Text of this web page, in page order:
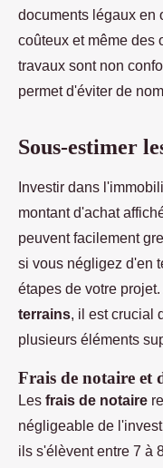
documents légaux en
coûteux et même des
travaux sont non
permet d'éviter de
Sous-estimer
Investir dans
montant d'achat
peuvent facilement
si vous négligez d'en
étapes de votre
terrains, il est crucial
plusieurs éléments
Frais de notaire et
Les frais de notaire
négligeable de
ils s'élèvent entre 7 à